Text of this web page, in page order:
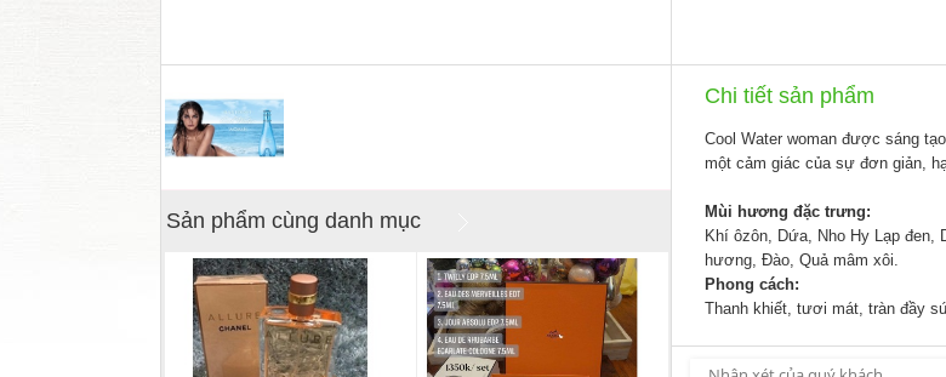
Sản phẩm cùng danh mục
Chi tiết sản phẩm
Cool Water woman được sáng
một cảm giác của sự đơn giản,
Mùi hương đặc trưng:
Khí ôzôn, Dứa, Nho Hy Lạp đen,
hương, Đào, Quả mâm xôi.
Phong cách:
Thanh khiết, tươi mát, tràn đầy